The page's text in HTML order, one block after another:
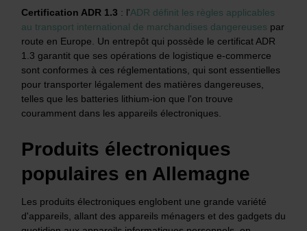
Certification ADR 1.3 : l'ADR définit les règles applicables
au transport international de marchandises dangereuses par
route en Europe. Un entrepôt qui possède le certificat ADR
1.3 garantit que ses opérations de logistique e-commerce
sont conformes à ces réglementations, qui sont essentielles
pour transporter légalement des matières dangereuses,
telles que les batteries lithium-ion que l'on trouve
couramment dans les appareils électroniques.
Produits électroniques
populaires en Allemagne
Les produits électroniques englobent une grande variété
d'appareils, allant des appareils ménagers et des gadgets du